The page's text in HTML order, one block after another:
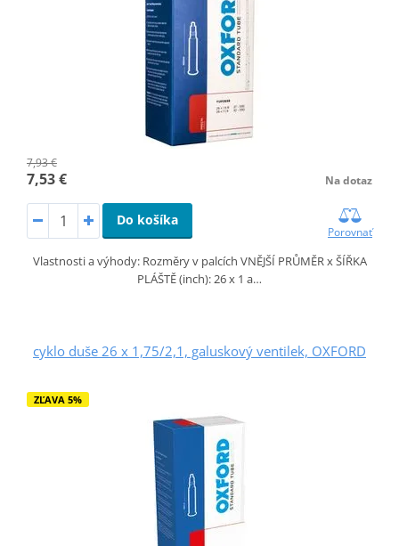
7,93 €
7,53 € Na dotaz
Do košíka
Porovnať
Vlastnosti a výhody: Rozměry v palcích VNĚJŠÍ PRŮMĚR x ŠÍŘKA
PLÁŠTĚ (inch): 26 x 1 a…
cyklo duše 26 x 1,75/2,1, galuskový ventilek, OXFORD
ZĽAVA 5%